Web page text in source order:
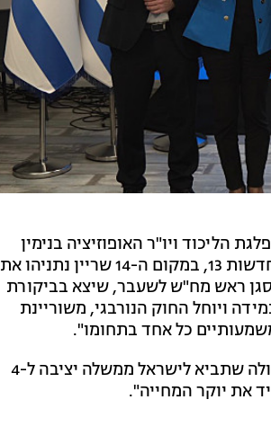
הליכוד ויו"ר האופוזיציה בנימין
נתניהו לרשימת המפלגה לבחירות הקרובות לכנסת. כפי שפורסם בחדשות 13, במקום ה-14 שריין נתניהו את
סילמן ובמקום ה-28 משה סעדה, סגן ראש מח"ש לשעבר, שיצא בביקורת
37, שיכול להיות ריאלי במידה ויוחל החוק הנורבגי, משוריינת
כל אחד בתחומו".
נתניהו אמר הערב על חברי רשימתו שנבחרו בפריימריז: "רשימה מעולה שתביא לישראל ממשלה יציבה ל-4
את יוקר המחייה".